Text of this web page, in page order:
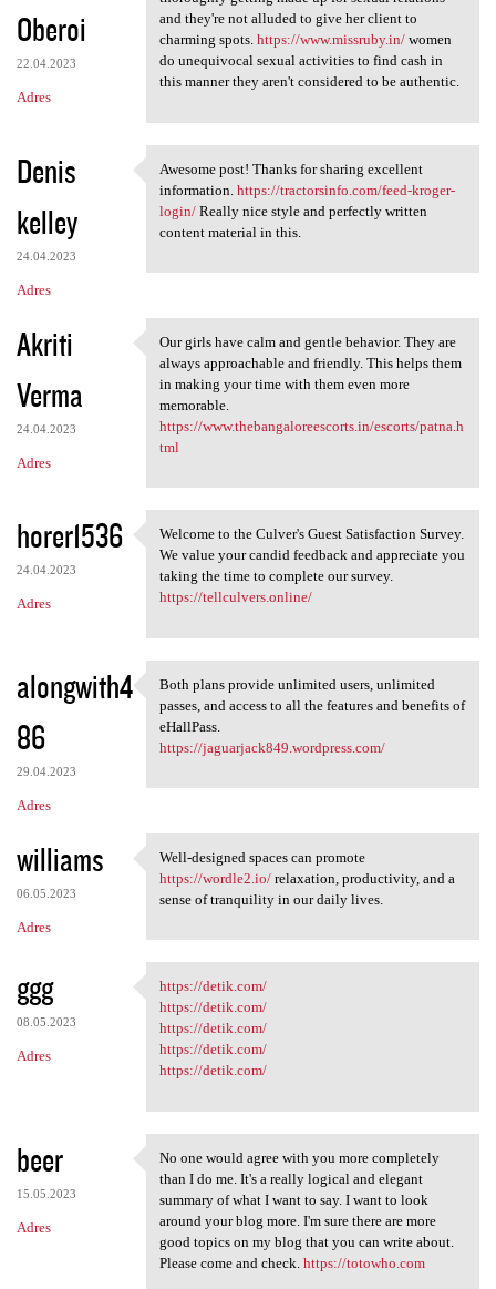
Oberoi
22.04.2023
Adres
and they're not alluded to give her client to
charming spots. https://www.missruby.in/women
do unequivocal sexual activities to find cash in
this manner they aren't considered to be authentic.
Denis
kelley
24.04.2023
Adres
Awesome post! Thanks for
Awesome post! Thanks for sharing excellent
information. https://tractorsinfo.com/feed-kroger-
login/Really nice style and perfectly written
content material in this.
Akriti
Verma
24.04.2023
Adres
Our girls have calm and
Our girls have calm and gentle behavior. They are
always approachable and friendly. This helps them
in making your time with them even more
memorable.
https://www.thebangaloreescorts.in/escorts/patna.h
tml
horer1536
24.04.2023
Adres
Welcome to the Culver's Guest
Welcome to the Culver's Guest Satisfaction Survey.
We value your candid feedback and appreciate you
taking the time to complete our survey.
https://tellculvers.online/
alongwith4
86
29.04.2023
Adres
Both plans provide unlimited
Both plans provide unlimited users, unlimited
passes, and access to all the features and benefits of
eHallPass.
https://jaguarjack849.wordpress.com/
williams
06.05.2023
Adres
Well-designed spaces can
Well-designed spaces can promote
https://wordle2.io/relaxation, productivity, and a
sense of tranquility in our daily lives.
ggg
08.05.2023
Adres
https://detik.com/
https://detik.com/
https://detik.com/
https://detik.com/
https://detik.com/
https://detik.com/
beer
15.05.2023
Adres
No one would agree with you
No one would agree with you more completely
than I do me. It's a really logical and elegant
summary of what I want to say. I want to look
around your blog more. I'm sure there are more
good topics on my blog that you can write about.
Please come and check. https://totowho.com